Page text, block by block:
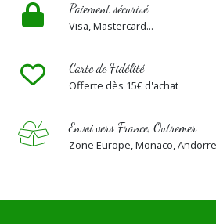
Paiement sécurisé
Visa, Mastercard...
Carte de Fidélité
Offerte dès 15€ d'achat
Envoi vers France, Outremer
Zone Europe, Monaco, Andorre
Afficher